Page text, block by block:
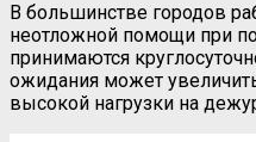
В большинстве городов
неотложной помощи при
принимаются
ожидания может
высокой нагрузки на